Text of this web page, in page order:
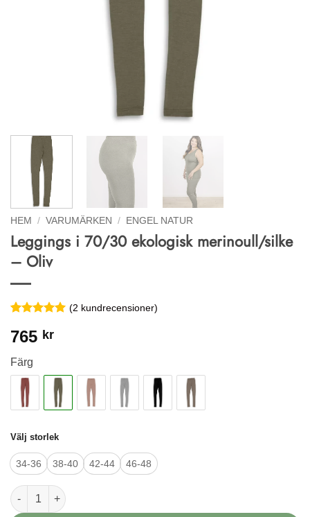
HEM / VARUMÄRKEN / ENGEL NATUR
Leggings i 70/30 ekologisk merinoull/silke
– Oliv
av 5
baserat på
kundrecensioner
(2 kundrecensioner)
765 kr
Färg
Välj storlek
34-36 38-40 42-44 46-48
Leggings i 70/30 ekologisk merinoull/silke - Oliv mängd